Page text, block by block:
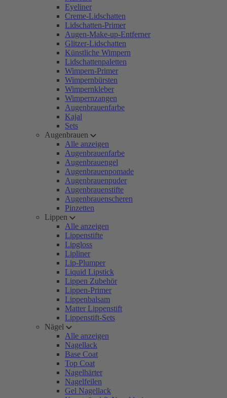
Eyeliner
Creme-Lidschatten
Lidschatten-Primer
Augen-Make-up-Entferner
Glitzer-Lidschatten
Künstliche Wimpern
Lidschattenpaletten
Wimpern-Primer
Wimpernbürsten
Wimpernkleber
Wimpernzangen
Augenbrauenfarbe
Kajal
Sets
Augenbrauen
Alle anzeigen
Augenbrauenfarbe
Augenbrauengel
Augenbrauenpomade
Augenbrauenpuder
Augenbrauenstifte
Augenbrauenscheren
Pinzetten
Lippen
Alle anzeigen
Lippenstifte
Lipgloss
Lipliner
Lip-Plumper
Liquid Lipstick
Lippen Zubehör
Lippen-Primer
Lippenbalsam
Matter Lippenstift
Lippenstift-Sets
Nägel
Alle anzeigen
Nagellack
Base Coat
Top Coat
Nagelhärter
Nagelfeilen
Gel Nagellack